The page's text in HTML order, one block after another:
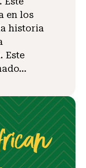
en los
historia
Este